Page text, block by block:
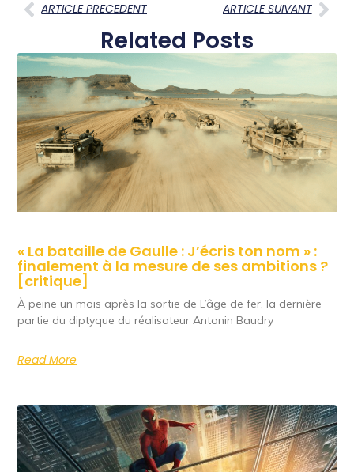
ARTICLE PRECEDENT ARTICLE SUIVANT
Related Posts
« La bataille de Gaulle : J’écris ton nom » :
finalement à la mesure de ses ambitions ?
[critique]
À peine un mois après la sortie de L’âge de fer, la dernière
partie du diptyque du réalisateur Antonin Baudry
Read More